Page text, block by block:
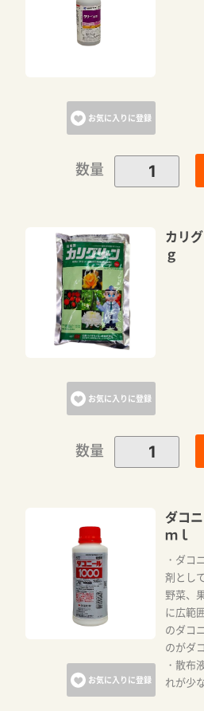
お気に入りに登録
数量
お気に入りに登録
カリ
ｇ
数量
お気に入りに登録
ダコ
ｍｌ
・ダコ
剤とし
野菜、
に広範
のダコ
のがダ
・散布
れが少